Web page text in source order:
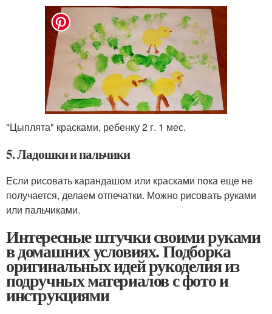
"Цыплята" красками, ребенку 2 г. 1 мес.
5. Ладошки и пальчики
Если рисовать карандашом или красками пока еще не
получается, делаем отпечатки. Можно рисовать руками
или пальчиками.
Интересные штучки своими руками
в домашних условиях. Подборка
оригинальных идей рукоделия из
подручных материалов с фото и
инструкциями